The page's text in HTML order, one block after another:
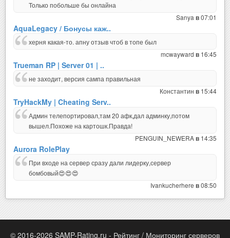
Только побольше бы онлайна
Sanya в07:01
AquaLegacy / Бонусы каж..
херня какая-то. апну отзыв чтоб в топе был
mcwayward в 16:45
Trueman RP | Server 01 | ..
не заходит, версия сампа правильная
Константин в 15:44
TryHackMy | Cheating Serv..
Админ телепортировал,там 20 афк,дал админку,потом
вышел.Похоже на картошк.Правда!
PENGUIN_NEWERAв 14:35
Aurora RolePlay
При входе на сервер сразу дали лидерку,сервер
бомбовый😍😍😍
Ivankucherhere в08:50
© 2016-2026 SAMP-Rating.ru - Рейтинг / Мониторинг серверов